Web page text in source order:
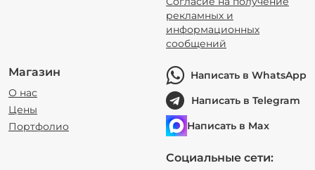
рекламных и
информационных
сообщений
Магазин
О нас
Цены
Портфолио
Написать в WhatsApp
Написать в Telegram
Написать в Max
Социальные сети: